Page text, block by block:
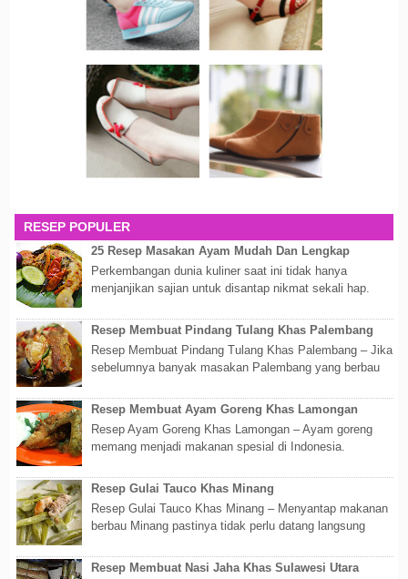
RESEP POPULER
25 Resep Masakan Ayam Mudah Dan Lengkap
Perkembangan dunia kuliner saat ini tidak hanya
menjanjikan sajian untuk disantap nikmat sekali hap.
Resep Membuat Pindang Tulang Khas Palembang
Resep Membuat Pindang Tulang Khas Palembang – Jika
sebelumnya banyak masakan Palembang yang berbau
Resep Membuat Ayam Goreng Khas Lamongan
Resep Ayam Goreng Khas Lamongan – Ayam goreng
memang menjadi makanan spesial di Indonesia.
Resep Gulai Tauco Khas Minang
Resep Gulai Tauco Khas Minang – Menyantap makanan
berbau Minang pastinya tidak perlu datang langsung
Resep Membuat Nasi Jaha Khas Sulawesi Utara